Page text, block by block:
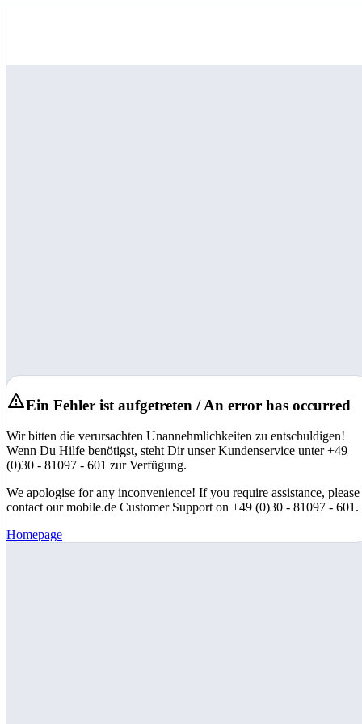
Ein Fehler ist aufgetreten / An error has occurred
Wir bitten die verursachten Unannehmlichkeiten zu entschuldigen!
Wenn Du Hilfe benötigst, steht Dir unser Kundenservice unter +49
(0)30 - 81097 - 601 zur Verfügung.
We apologise for any inconvenience! If you require assistance, please
contact our mobile.de Customer Support on +49 (0)30 - 81097 - 601.
Homepage